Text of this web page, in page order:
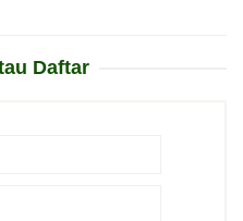
Daftar